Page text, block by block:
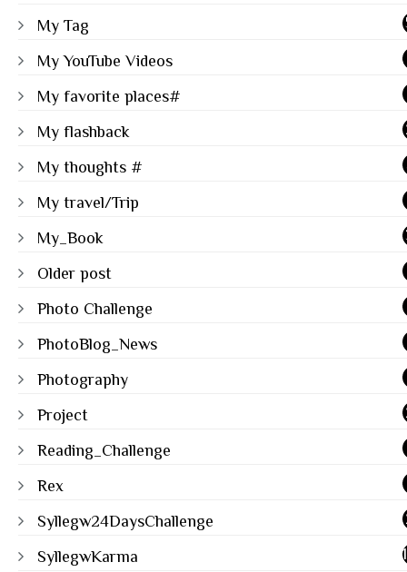
My Tag
My YouTube Videos
My favorite places#
My flashback
My thoughts #
My travel/Trip
My_Book
Older post
Photo Challenge
PhotoBlog_News
Photography
Project
Reading_Challenge
Rex
Syllegw24DaysChallenge
SyllegwKarma